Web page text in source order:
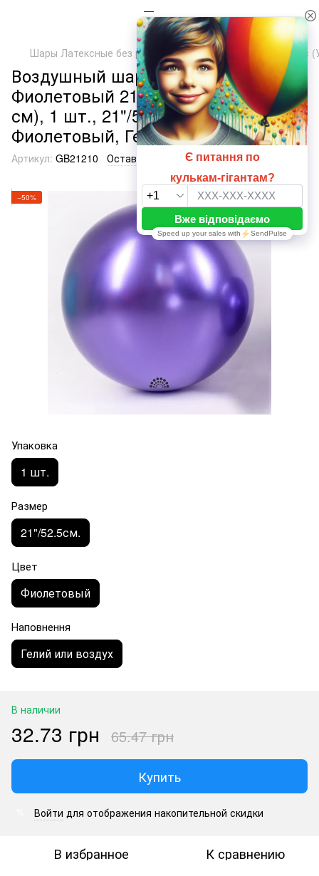
Шары Латексные без рисунка ТМ Артшоу Латекс Балунс
Воздушный шарик гигант
Фиолетовый 210 Brilliance 21" (52,5
см), 1 шт., 21"/52.5см.,
Фиолетовый, Гелий или воздух
Артикул: GB21210 Оставить отзыв
−50%
Упаковка
1 шт.
Размер
21"/52.5см.
Цвет
Фиолетовый
Наповнення
Гелий или воздух
В наличии
32.73 грн 65.47 грн
Купить
Войти для отображения накопительной скидки
В избранное К сравнению